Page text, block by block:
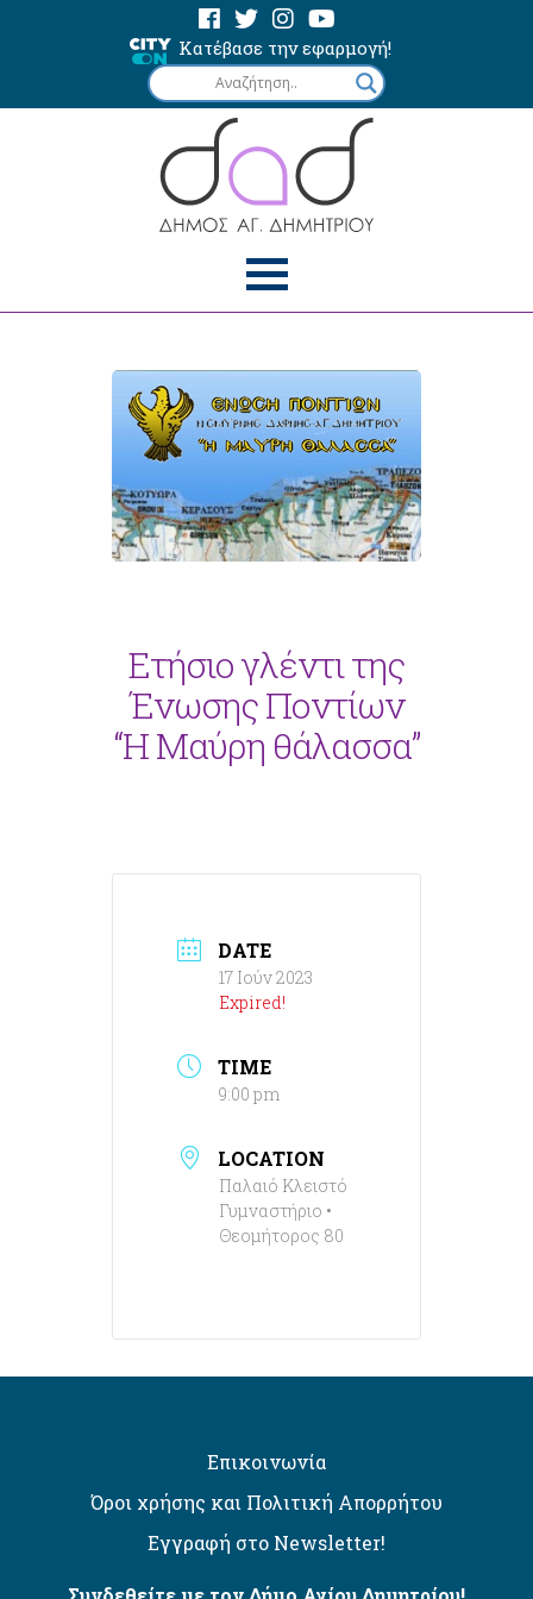
Κατέβασε την εφαρμογή!
Ετήσιο γλέντι της
Ένωσης Ποντίων
“Η Μαύρη θάλασσα”
DATE
17 Ιούν 2023
Expired!
TIME
9:00 pm
LOCATION
Παλαιό Κλειστό
Γυμναστήριο •
Θεομήτορος 80
Επικοινωνία
Όροι χρήσης και Πολιτική Απορρήτου
Εγγραφή στο Newsletter!